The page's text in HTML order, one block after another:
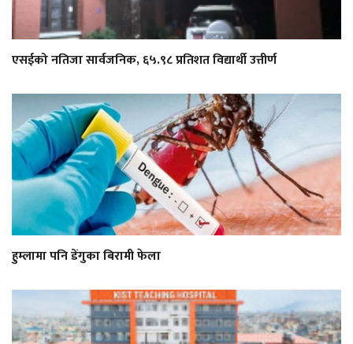
एसईको नतिजा सार्वजनिक, ६५.९८ प्रतिशत विद्यार्थी उत्तीर्ण
हुम्लामा पनि डेंगुका बिरामी फेला